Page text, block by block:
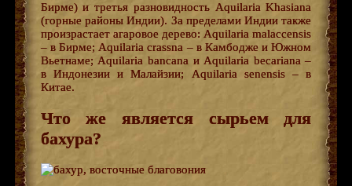
Бирме) и третья разновидность Aquilaria Khasiana
(горные районы Индии). За пределами Индии также
произрастает агаровое дерево: Aquilaria malaccensis
– в Бирме; Aquilaria crassna – в Камбодже и Южном
Вьетнаме; Aquilaria bancana и Aquilaria becariana –
в Индонезии и Малайзии; Aquilaria senensis – в
Китае.
Что же является сырьем для
бахура?